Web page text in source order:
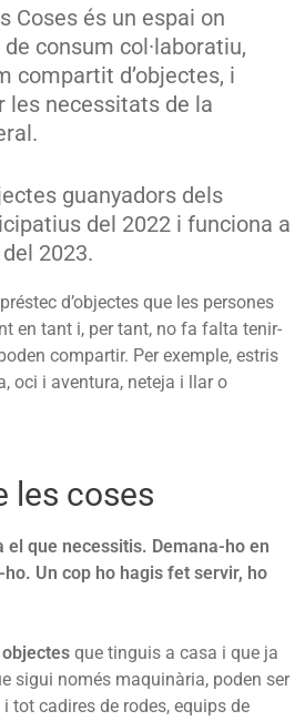
Coses és un espai on
consum col·laboratiu,
compartit d’objectes, i
les necessitats de la
guanyadors dels
del 2022 i funciona a
2023.
d’objectes que les persones
en tant i, per tant, no fa falta tenir-
compartir. Per exemple, estris
oci i aventura, neteja i llar o
les coses
el que necessitis. Demana-ho en
Un cop ho hagis fet servir, ho
que tinguis a casa i que ja
sigui només maquinària, poden ser
tot cadires de rodes, equips de